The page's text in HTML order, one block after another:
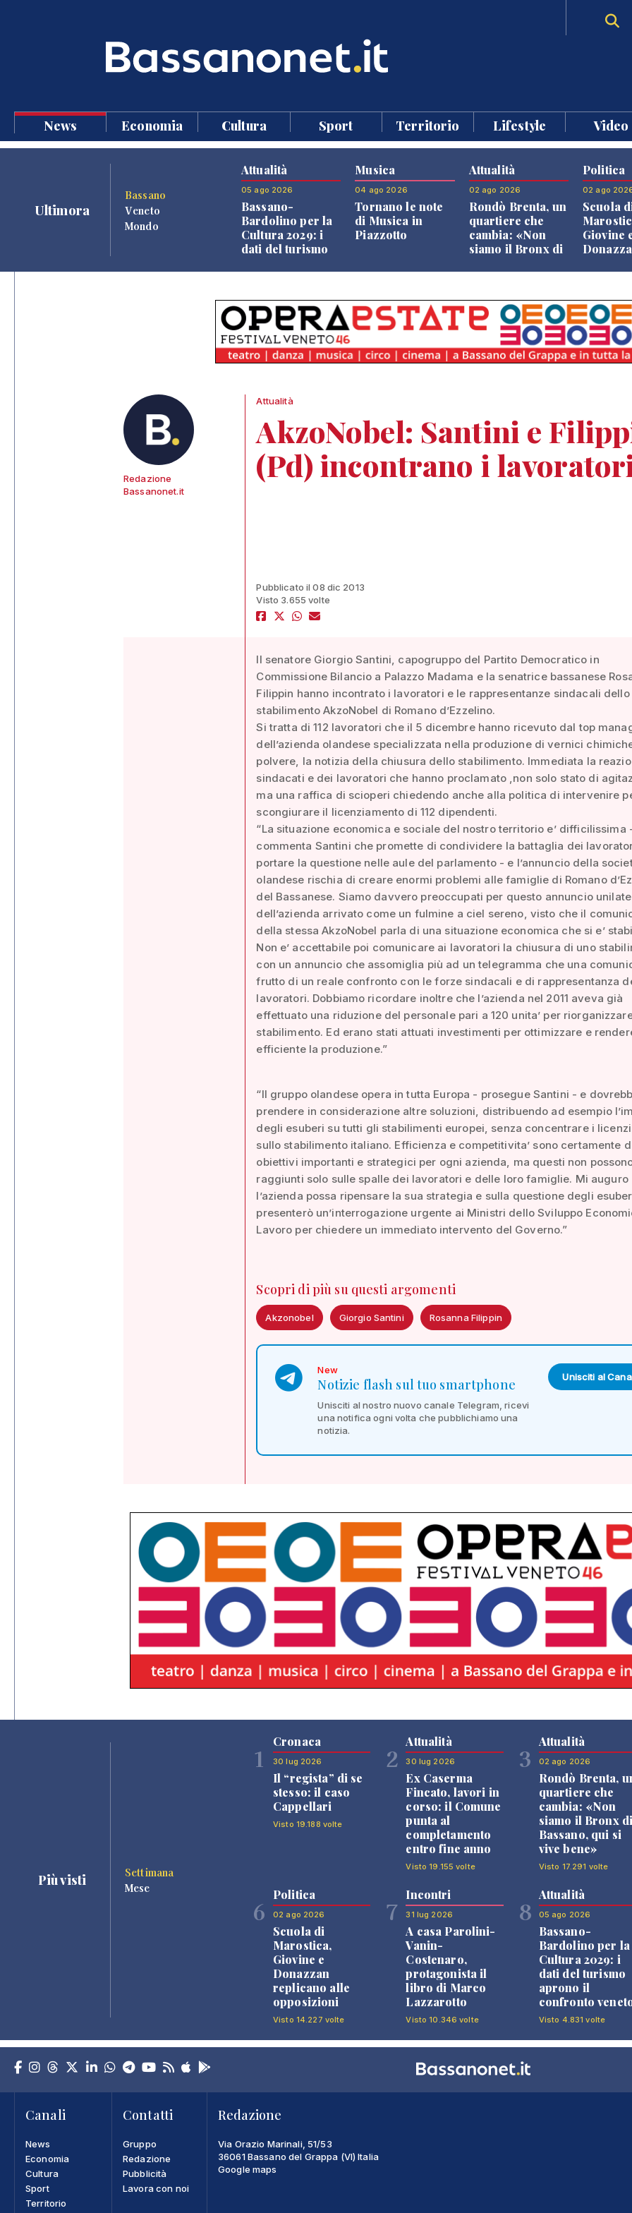
News Economia Cultura Sport Territorio Lifestyle Video
Ultimora
Bassano
Veneto
Mondo
Attualità
05 ago 2026
Bassano-
Bardolino per la
Cultura 2029: i
dati del turismo
Musica
04 ago 2026
Tornano le note
di Musica in
Piazzotto
Attualità
02 ago 2026
Rondò Brenta, un
quartiere che
cambia: «Non
siamo il Bronx di
Politica
02 ago
Scuola
Giovine
Redazione
Bassanonet.it
Attualità
AkzoNobel: Santini e
(Pd) incontrano i
Pubblicato il 08 dic 2013
Visto 3.655 volte
Il senatore Giorgio Santini, capogruppo del Partito Democratico in
Commissione Bilancio a Palazzo Madama e la senatrice bassanese
Filippin hanno incontrato i lavoratori e le rappresentanze sindacali dello
stabilimento AkzoNobel di Romano d’Ezzelino.
Si tratta di 112 lavoratori che il 5 dicembre hanno ricevuto dal top
dell’azienda olandese specializzata nella produzione di vernici
polvere, la notizia della chiusura dello stabilimento. Immediata la
sindacati e dei lavoratori che hanno proclamato ,non solo stato di
ma una raffica di scioperi chiedendo anche alla politica di intervenire
scongiurare il licenziamento di 112 dipendenti.
“La situazione economica e sociale del nostro territorio e’ difficilissima
commenta Santini che promette di condividere la battaglia dei
portare la questione nelle aule del parlamento - e l’annuncio della
olandese rischia di creare enormi problemi alle famiglie di Romano
del Bassanese. Siamo davvero preoccupati per questo annuncio
dell’azienda arrivato come un fulmine a ciel sereno, visto che il
della stessa AkzoNobel parla di una situazione economica che si e’
Non e’ accettabile poi comunicare ai lavoratori la chiusura di uno
con un annuncio che assomiglia più ad un telegramma che una
frutto di un reale confronto con le forze sindacali e di rappresentanza
lavoratori. Dobbiamo ricordare inoltre che l’azienda nel 2011 aveva già
effettuato una riduzione del personale pari a 120 unita’ per
stabilimento. Ed erano stati attuati investimenti per ottimizzare e
efficiente la produzione.”
“Il gruppo olandese opera in tutta Europa - prosegue Santini - e
prendere in considerazione altre soluzioni, distribuendo ad esempio
degli esuberi su tutti gli stabilimenti europei, senza concentrare i
sullo stabilimento italiano. Efficienza e competitivita’ sono certamente
obiettivi importanti e strategici per ogni azienda, ma questi non
raggiunti solo sulle spalle dei lavoratori e delle loro famiglie. Mi auguro
l’azienda possa ripensare la sua strategia e sulla questione degli
presenterò un’interrogazione urgente ai Ministri dello Sviluppo
Lavoro per chiedere un immediato intervento del Governo.”
Scopri di più su questi argomenti
Akzonobel Giorgio Santini Rosanna Filippin
New
Notizie flash sul tuo smartphone
Unisciti al nostro nuovo canale Telegram, ricevi
una notifica ogni volta che pubblichiamo una
notizia.
Unisciti al
Più visti
Settimana
Mese
1
Cronaca
30 lug 2026
Il “regista” di se
stesso: il caso
Cappellari
Visto 19.188 volte
2
Attualità
30 lug 2026
Ex Caserma
Fincato, lavori in
corso: il Comune
punta al
completamento
entro fine anno
Visto 19.155 volte
3
Attualità
02 ago 2026
Rondò Brenta,
quartiere che
cambia: «Non
siamo il Bronx
Bassano, qui si
vive bene»
Visto 17.291 volte
6
Politica
02 ago 2026
Scuola di
Marostica,
Giovine e
Donazzan
replicano alle
opposizioni
Visto 14.227 volte
7
Incontri
31 lug 2026
A casa Parolini-
Vanin-
Costenaro,
protagonista il
libro di Marco
Lazzarotto
Visto 10.346 volte
8
Attualità
05 ago 2026
Bassano-
Bardolino per la
Cultura 2029: i
dati del turismo
aprono il
confronto
Visto 4.831 volte
Canali
News
Economia
Cultura
Sport
Territorio
Contatti
Gruppo
Redazione
Pubblicità
Lavora con noi
Redazione
Via Orazio Marinali, 51/53
36061 Bassano del Grappa (VI) Italia
Google maps